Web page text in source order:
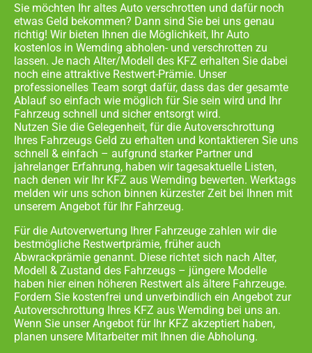
Sie möchten Ihr altes Auto verschrotten und dafür noch
etwas Geld bekommen? Dann sind Sie bei uns genau
richtig! Wir bieten Ihnen die Möglichkeit, Ihr Auto
kostenlos in Wemding abholen- und verschrotten zu
lassen. Je nach Alter/Modell des KFZ erhalten Sie dabei
noch eine attraktive Restwert-Prämie. Unser
professionelles Team sorgt dafür, dass das der gesamte
Ablauf so einfach wie möglich für Sie sein wird und Ihr
Fahrzeug schnell und sicher entsorgt wird.
Nutzen Sie die Gelegenheit, für die Autoverschrottung
Ihres Fahrzeugs Geld zu erhalten und kontaktieren Sie uns
schnell & einfach – aufgrund starker Partner und
jahrelanger Erfahrung, haben wir tagesaktuelle Listen,
nach denen wir Ihr KFZ aus Wemding bewerten. Werktags
melden wir uns schon binnen kürzester Zeit bei Ihnen mit
unserem Angebot für Ihr Fahrzeug.
Für die Autoverwertung Ihrer Fahrzeuge zahlen wir die
bestmögliche Restwertprämie, früher auch
Abwrackprämie genannt. Diese richtet sich nach Alter,
Modell & Zustand des Fahrzeugs – jüngere Modelle
haben hier einen höheren Restwert als ältere Fahrzeuge.
Fordern Sie kostenfrei und unverbindlich ein Angebot zur
Autoverschrottung Ihres KFZ aus Wemding bei uns an.
Wenn Sie unser Angebot für Ihr KFZ akzeptiert haben,
planen unsere Mitarbeiter mit Ihnen die Abholung.